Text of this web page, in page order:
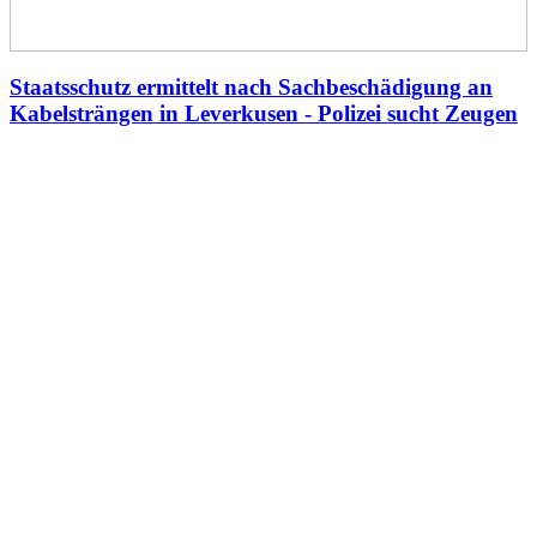
Staatsschutz ermittelt nach Sachbeschädigung an
Kabelsträngen in Leverkusen - Polizei sucht Zeugen